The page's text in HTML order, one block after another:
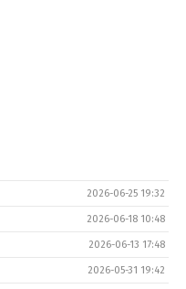
2026-06-25 19:32
2026-06-18 10:48
2026-06-13 17:48
2026-05-31 19:42